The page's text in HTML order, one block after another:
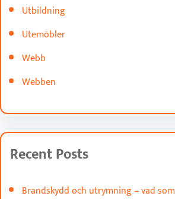
Utbildning
Utemöbler
Webb
Webben
Recent Posts
Brandskydd och utrymning – vad som